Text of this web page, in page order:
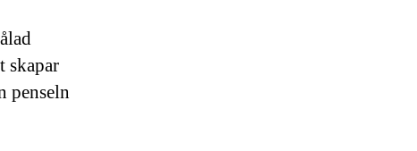
skapar
penseln